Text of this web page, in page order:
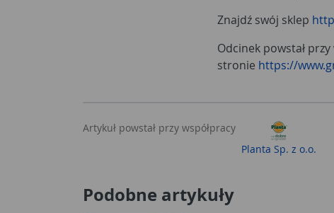
Znajdź swój sklep
Odcinek powstał
stronie https://
Artykuł powstał przy współpracy
Planta Sp. z o.o.
Podobne artykuły